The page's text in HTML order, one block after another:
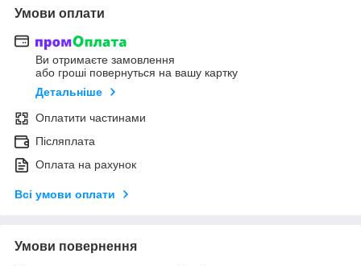
Умови оплати
Ви отримаєте замовлення
або гроші повернуться на вашу картку
Детальніше
Оплатити частинами
Післяплата
Оплата на рахунок
Всі умови оплати
Умови повернення